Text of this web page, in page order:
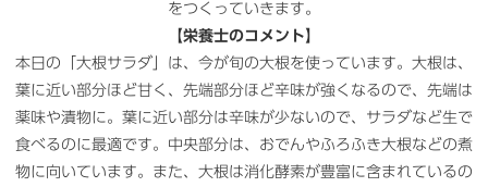
をつくっていきます。
【栄養士のコメント】
本日の「大根サラダ」は、今が旬の大根を使っています。大根は、
葉に近い部分ほど甘く、先端部分ほど辛味が強くなるので、先端は
薬味や漬物に。葉に近い部分は辛味が少ないので、サラダなど生で
食べるのに最適です。中央部分は、おでんやふろふき大根などの煮
物に向いています。また、大根は消化酵素が豊富に含まれているの